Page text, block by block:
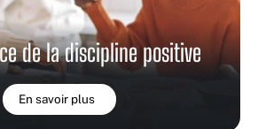
de la discipline positive
En savoir plus